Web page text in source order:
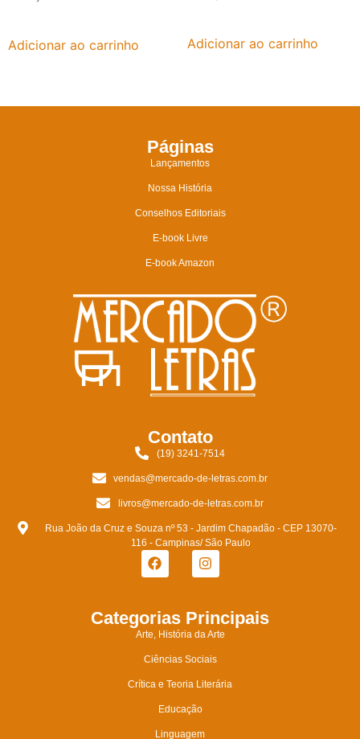
Adicionar ao carrinho Adicionar ao carrinho
Páginas
Lançamentos
Nossa História
Conselhos Editoriais
E-book Livre
E-book Amazon
Contato
(19) 3241-7514
vendas@mercado-de-letras.com.br
livros@mercado-de-letras.com.br
Rua João da Cruz e Souza nº 53 - Jardim Chapadão - CEP 13070-
116 - Campinas/ São Paulo
Categorias Principais
Arte, História da Arte
Ciências Sociais
Crítica e Teoria Literária
Educação
Linguagem